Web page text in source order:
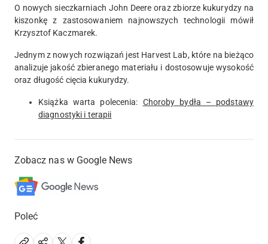
O nowych sieczkarniach John Deere oraz zbiorze kukurydzy na
kiszonkę z zastosowaniem najnowszych technologii mówił
Krzysztof Kaczmarek.
Jednym z nowych rozwiązań jest Harvest Lab, które na bieżąco
analizuje jakość zbieranego materiału i dostosowuje wysokość
oraz długość cięcia kukurydzy.
Książka warta polecenia: Choroby bydła – podstawy
diagnostyki i terapii
Zobacz nas w Google News
Poleć